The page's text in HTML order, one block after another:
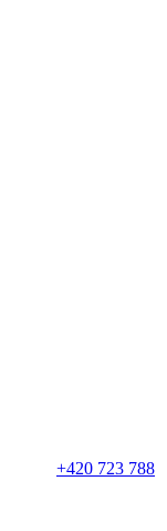
+420 723 788